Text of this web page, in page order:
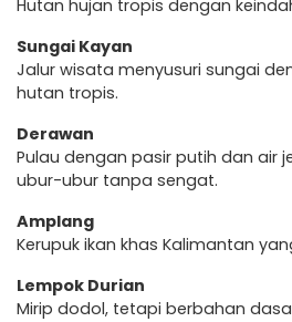
Hutan hujan tropis dengan
Sungai Kayan
Jalur wisata menyusuri sungai
hutan tropis.
Derawan
Pulau dengan pasir putih dan air
ubur-ubur tanpa sengat.
Amplang
Kerupuk ikan khas Kalimantan
Lempok Durian
Mirip dodol, tetapi berbahan